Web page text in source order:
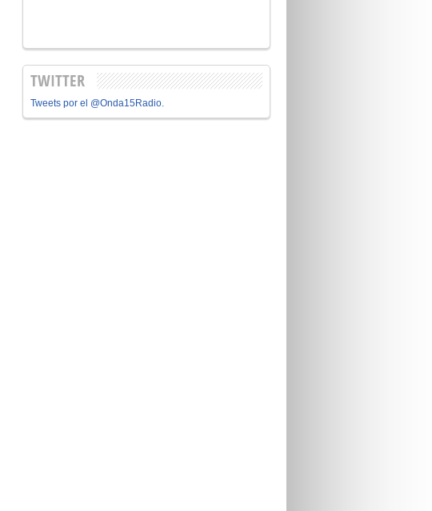
TWITTER
Tweets por el @Onda15Radio.